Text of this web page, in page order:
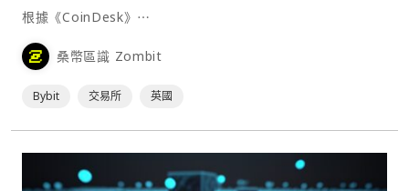
根據《CoinDesk》⋯
桑幣區識 Zombit
Bybit 交易所 英國